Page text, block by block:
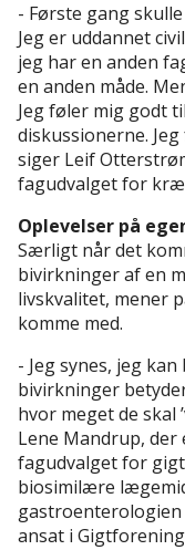
- Første gang
Jeg er uddannet
jeg har en anden
en anden måde.
Jeg føler mig godt
diskussionerne.
siger Leif
fagudvalget for
Oplevelser på
Særligt når det
bivirkninger af en
livskvalitet, mener
komme med.
- Jeg synes, jeg
bivirkninger
hvor meget de skal
Lene Mandrup,
fagudvalget for
biosimilære
ansat i